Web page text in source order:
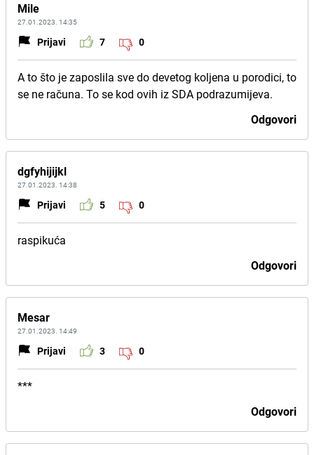
Mile
27.01.2023. 14:35
Prijavi 7 0
A to što je zaposlila sve do devetog koljena u porodici, to
se ne računa. To se kod ovih iz SDA podrazumijeva.
Odgovori
dgfyhijijkl
27.01.2023. 14:38
Prijavi 5 0
raspikuća
Odgovori
Mesar
27.01.2023. 14:49
Prijavi 3 0
***
Odgovori